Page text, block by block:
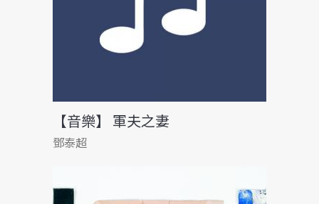
【音樂】 軍夫之妻
鄧泰超